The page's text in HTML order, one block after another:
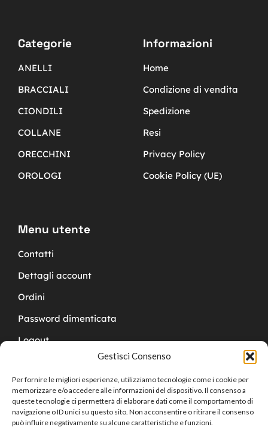
Gestisci Consenso
Per fornire le migliori esperienze, utilizziamo tecnologie come i cookie per
memorizzare e/o accedere alle informazioni del dispositivo. Il consenso a
queste tecnologie ci permetterà di elaborare dati come il comportamento di
navigazione o ID unici su questo sito. Non acconsentire o ritirare il consenso
può influire negativamente su alcune caratteristiche e funzioni.
Categorie
ANELLI
BRACCIALI
CIONDILI
COLLANE
ORECCHINI
OROLOGI
Informazioni
Home
Condizione di vendita
Spedizione
Resi
Privacy Policy
Cookie Policy (UE)
Menu utente
Contatti
Dettagli account
Ordini
Password dimenticata
Logout
Copyright © 2024 Cucchy Gioielleria